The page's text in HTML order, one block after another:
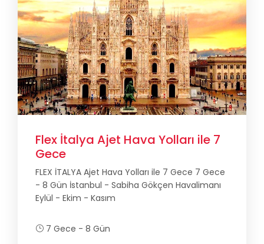
Flex İtalya Ajet Hava Yolları ile 7
Gece
FLEX İTALYA Ajet Hava Yolları ile 7 Gece 7 Gece
- 8 Gün İstanbul - Sabiha Gökçen Havalimanı
Eylül - Ekim - Kasım
7 Gece - 8 Gün